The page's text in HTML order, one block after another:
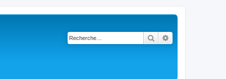
Rechercher